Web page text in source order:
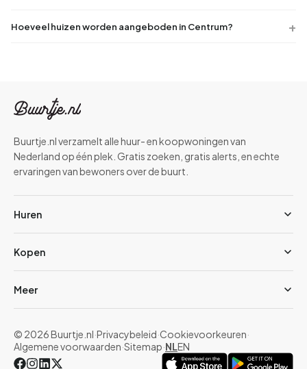
Hoeveel huizen worden aangeboden in Centrum?
Buurtje.nl verzamelt alle huur- en koopwoningen van
Nederland op één plek. Gratis zoeken, gratis alerts, en echte
ervaringen van bewoners over de buurt.
Huren
Kopen
Meer
© 2026 Buurtje.nl·Privacybeleid·Cookievoorkeuren·
Algemene voorwaarden·Sitemap·NLEN